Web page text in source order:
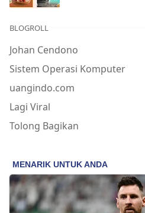
BLOGROLL
Johan Cendono
Sistem Operasi Komputer
uangindo.com
Lagi Viral
Tolong Bagikan